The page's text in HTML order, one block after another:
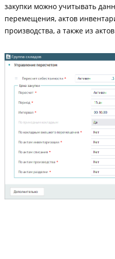
закупки можно учитывать
перемещения, актов
производства, а также из